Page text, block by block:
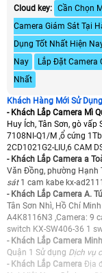
Cloud key: Cần Chọn
Camera Giám Sát Tại
Dụng Tốt Nhất Hiện
Nay
Lắp Đặt Camera
Nhất
Khách Hàng Mới Sử
- Khách Lắp Camera Mì
Huy Ích, Tân Sơn, gò vấp
7108NI-Q1/M ,ổ cứng
2CD1021G2-LIU,6 CAM
- Khách Lắp Camera a
Văn Đồng, phường Hạnh
sát 1 cam kabe kx-
- Khách Lắp Camera A. Tú
Tân Sơn Nhì, Hồ Chí
A4K8116N3 ,Camera: 9
switch KX-SW406-36 1
- Khách Lắp Camera
Quận 1 Sử dụng Dịch vụ
- Khách Lắp Camera Địa